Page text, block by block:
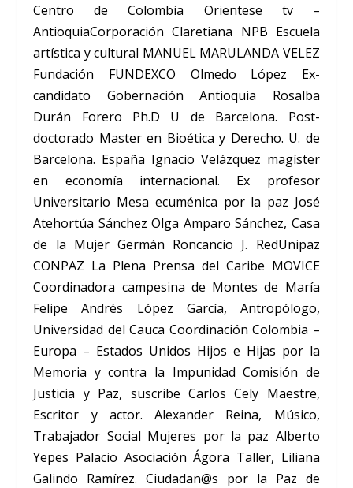
Centro de Colombia Orientese tv –
AntioquiaCorporación Claretiana NPB Escuela
artística y cultural MANUEL MARULANDA VELEZ
Fundación FUNDEXCO Olmedo López Ex-
candidato Gobernación Antioquia Rosalba
Durán Forero Ph.D U de Barcelona. Post-
doctorado Master en Bioética y Derecho. U. de
Barcelona. España Ignacio Velázquez magíster
en economía internacional. Ex profesor
Universitario Mesa ecuménica por la paz José
Atehortúa Sánchez Olga Amparo Sánchez, Casa
de la Mujer Germán Roncancio J. RedUnipaz
CONPAZ La Plena Prensa del Caribe MOVICE
Coordinadora campesina de Montes de María
Felipe Andrés López García, Antropólogo,
Universidad del Cauca Coordinación Colombia –
Europa – Estados Unidos Hijos e Hijas por la
Memoria y contra la Impunidad Comisión de
Justicia y Paz, suscribe Carlos Cely Maestre,
Escritor y actor. Alexander Reina, Músico,
Trabajador Social Mujeres por la paz Alberto
Yepes Palacio Asociación Ágora Taller, Liliana
Galindo Ramírez. Ciudadan@s por la Paz de